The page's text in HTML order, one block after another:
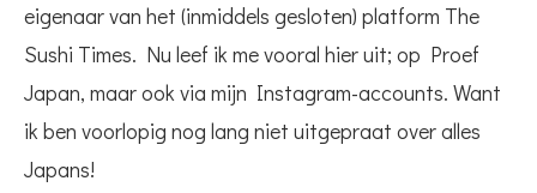
eigenaar van het (inmiddels gesloten) platform The
Sushi Times. Nu leef ik me vooral hier uit; op Proef
Japan, maar ook via mijn Instagram-accounts. Want
ik ben voorlopig nog lang niet uitgepraat over alles
Japans!